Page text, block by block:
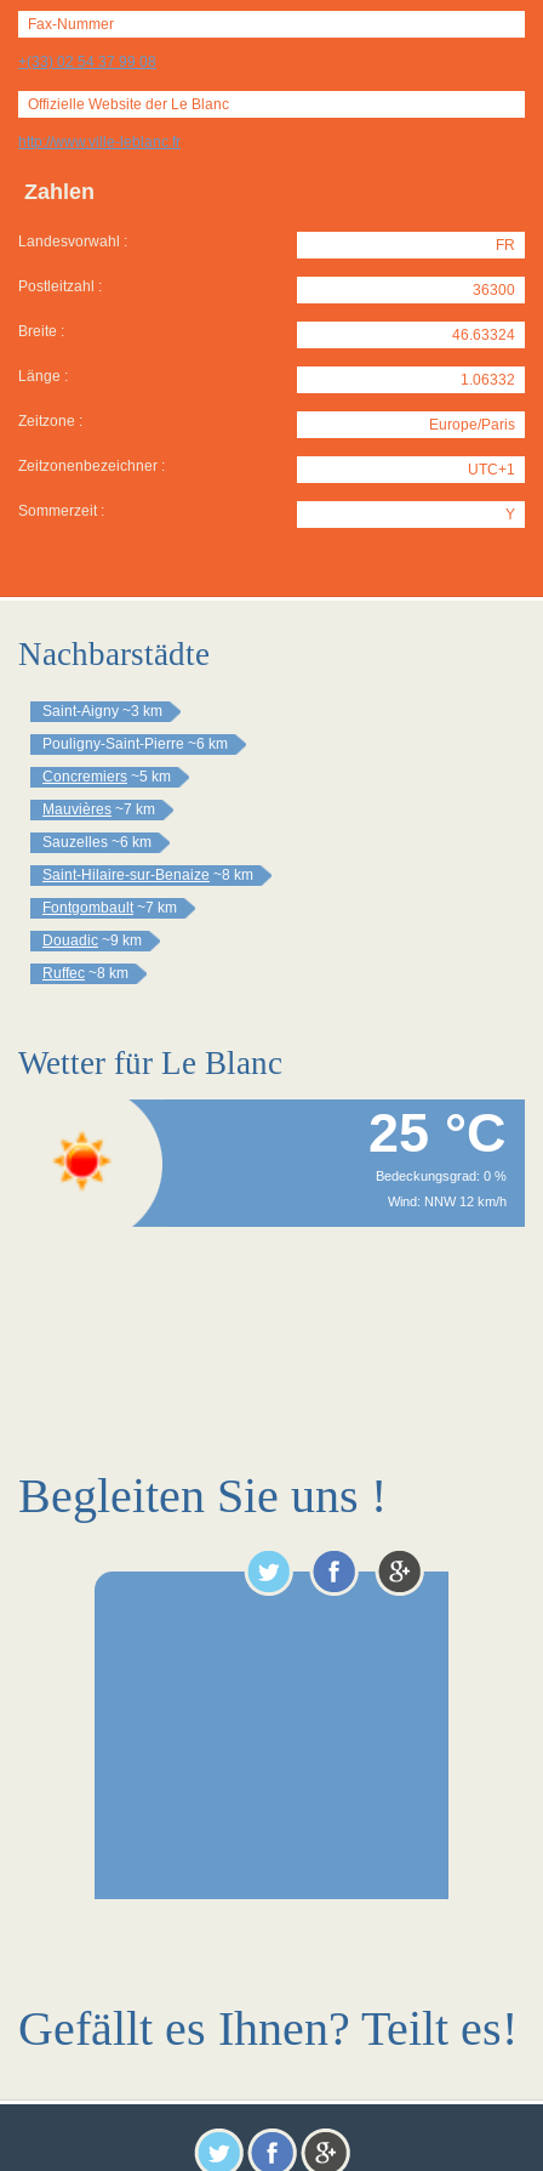
Fax-Nummer
+(33) 02 54 37 99 08
Offizielle Website der Le Blanc
http://www.ville-leblanc.fr
Zahlen
Landesvorwahl : FR
Postleitzahl : 36300
Breite : 46.63324
Länge : 1.06332
Zeitzone : Europe/Paris
Zeitzonenbezeichner : UTC+1
Sommerzeit : Y
Nachbarstädte
Saint-Aigny ~3 km
Pouligny-Saint-Pierre ~6 km
Concremiers ~5 km
Mauvières ~7 km
Sauzelles ~6 km
Saint-Hilaire-sur-Benaize ~8 km
Fontgombault ~7 km
Douadic ~9 km
Ruffec ~8 km
Wetter für Le Blanc
25 °C
Bedeckungsgrad: 0 %
Wind: NNW 12 km/h
Begleiten Sie uns !
Gefällt es Ihnen? Teilt es!